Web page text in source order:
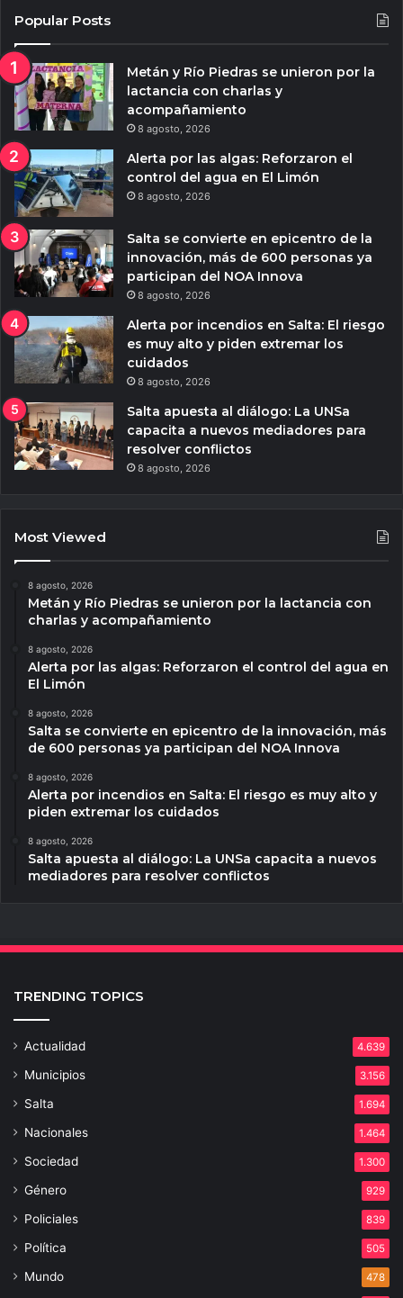
Popular Posts
Metán y Río Piedras se unieron por la
lactancia con charlas y
acompañamiento
8 agosto, 2026
Alerta por las algas: Reforzaron el
control del agua en El Limón
8 agosto, 2026
Salta se convierte en epicentro de la
innovación, más de 600 personas ya
participan del NOA Innova
8 agosto, 2026
Alerta por incendios en Salta: El riesgo
es muy alto y piden extremar los
cuidados
8 agosto, 2026
Salta apuesta al diálogo: La UNSa
capacita a nuevos mediadores para
resolver conflictos
8 agosto, 2026
Most Viewed
8 agosto, 2026
Metán y Río Piedras se unieron por la lactancia con
charlas y acompañamiento
8 agosto, 2026
Alerta por las algas: Reforzaron el control del agua en
El Limón
8 agosto, 2026
Salta se convierte en epicentro de la innovación, más
de 600 personas ya participan del NOA Innova
8 agosto, 2026
Alerta por incendios en Salta: El riesgo es muy alto y
piden extremar los cuidados
8 agosto, 2026
Salta apuesta al diálogo: La UNSa capacita a nuevos
mediadores para resolver conflictos
TRENDING TOPICS
Actualidad 4.639
Municipios 3.156
Salta 1.694
Nacionales 1.464
Sociedad 1.300
Género 929
Policiales 839
Política 505
Mundo 478